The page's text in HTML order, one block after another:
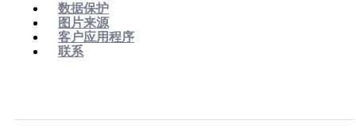
数据保护
图片来源
客户应用程序
联系